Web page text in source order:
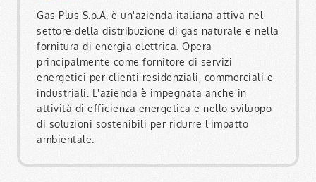
Gas Plus S.p.A. è un'azienda italiana attiva nel
settore della distribuzione di gas naturale e nella
fornitura di energia elettrica. Opera
principalmente come fornitore di servizi
energetici per clienti residenziali, commerciali e
industriali. L'azienda è impegnata anche in
attività di efficienza energetica e nello sviluppo
di soluzioni sostenibili per ridurre l'impatto
ambientale.